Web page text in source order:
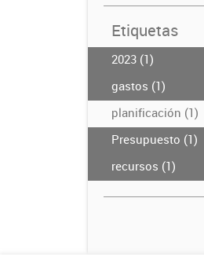
Etiquetas
2023 (1)
gastos (1)
planificación (1)
Presupuesto (1)
recursos (1)